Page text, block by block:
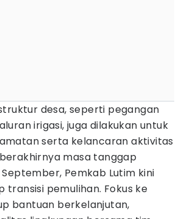
desa, seperti pegangan
irigasi, juga dilakukan untuk
serta kelancaran aktivitas
masa tanggap
Pemkab Lutim kini
transisi pemulihan. Fokus ke
bantuan berkelanjutan,